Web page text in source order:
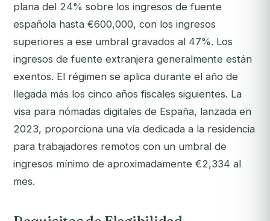
plana del 24% sobre los ingresos de fuente
española hasta €600,000, con los ingresos
superiores a ese umbral gravados al 47%. Los
ingresos de fuente extranjera generalmente están
exentos. El régimen se aplica durante el año de
llegada más los cinco años fiscales siguientes. La
visa para nómadas digitales de España, lanzada en
2023, proporciona una vía dedicada a la residencia
para trabajadores remotos con un umbral de
ingresos mínimo de aproximadamente €2,334 al
mes.